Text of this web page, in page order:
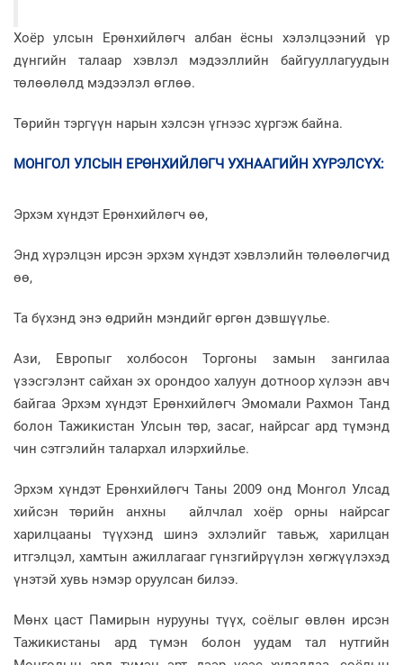
Хоёр улсын Ерөнхийлөгч албан ёсны хэлэлцээний үр
дүнгийн талаар хэвлэл мэдээллийн байгууллагуудын
төлөөлөлд мэдээлэл өглөө.
Төрийн тэргүүн нарын хэлсэн үгнээс хүргэж байна.
МОНГОЛ УЛСЫН ЕРӨНХИЙЛӨГЧ УХНААГИЙН ХҮРЭЛСҮХ:
Эрхэм хүндэт Ерөнхийлөгч өө,
Энд хүрэлцэн ирсэн эрхэм хүндэт хэвлэлийн төлөөлөгчид
өө,
Та бүхэнд энэ өдрийн мэндийг өргөн дэвшүүлье.
Ази, Европыг холбосон Торгоны замын зангилаа
үзэсгэлэнт сайхан эх орондоо халуун дотноор хүлээн авч
байгаа Эрхэм хүндэт Ерөнхийлөгч Эмомали Рахмон Танд
болон Тажикистан Улсын төр, засаг, найрсаг ард түмэнд
чин сэтгэлийн талархал илэрхийлье.
Эрхэм хүндэт Ерөнхийлөгч Таны 2009 онд Монгол Улсад
хийсэн төрийн анхны айлчлал хоёр орны найрсаг
харилцааны түүхэнд шинэ эхлэлийг тавьж, харилцан
итгэлцэл, хамтын ажиллагааг гүнзгийрүүлэн хөгжүүлэхэд
үнэтэй хувь нэмэр оруулсан билээ.
Мөнх цаст Памирын нурууны түүх, соёлыг өвлөн ирсэн
Тажикистаны ард түмэн болон уудам тал нутгийн